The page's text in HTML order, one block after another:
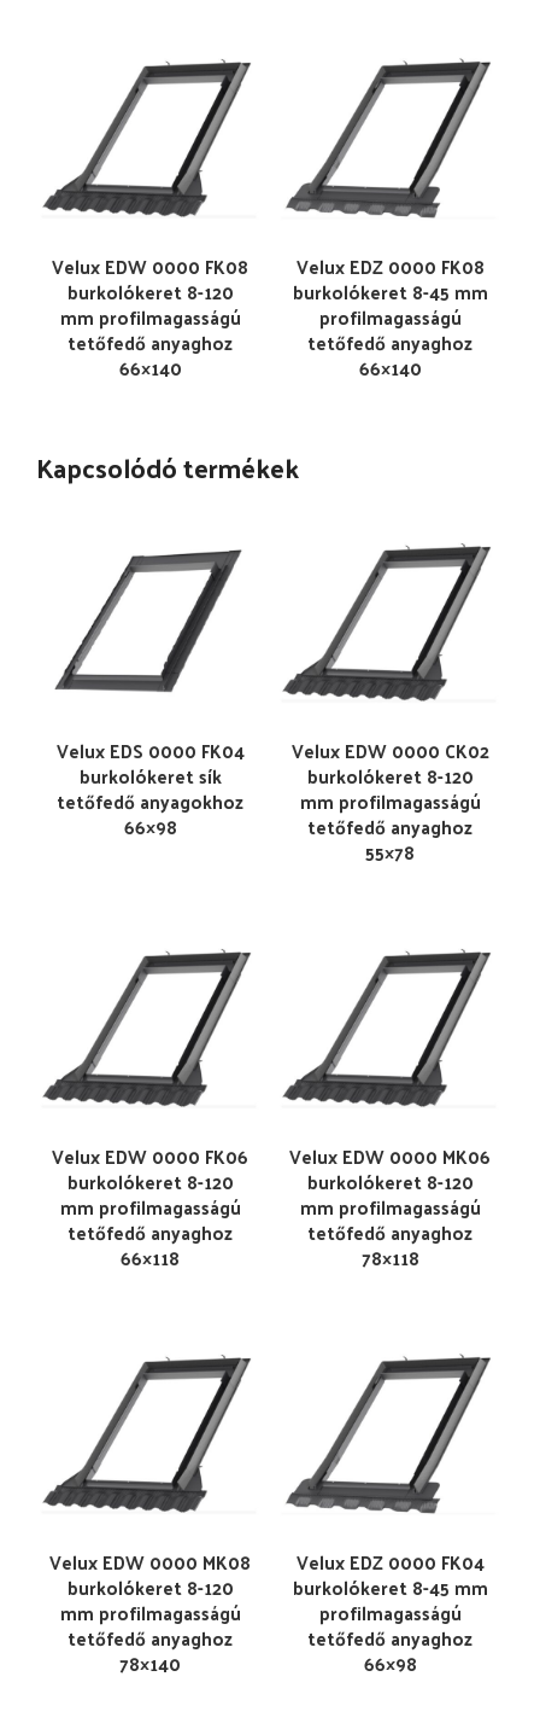
Velux EDW 0000 FK08
burkolókeret 8-120
mm profilmagasságú
tetőfedő anyaghoz
66×140
Velux EDZ 0000 FK08
burkolókeret 8-45 mm
profilmagasságú
tetőfedő anyaghoz
66×140
Kapcsolódó termékek
Velux EDS 0000 FK04
burkolókeret sík
tetőfedő anyagokhoz
66×98
Velux EDW 0000 CK02
burkolókeret 8-120
mm profilmagasságú
tetőfedő anyaghoz
55×78
Velux EDW 0000 FK06
burkolókeret 8-120
mm profilmagasságú
tetőfedő anyaghoz
66×118
Velux EDW 0000 MK06
burkolókeret 8-120
mm profilmagasságú
tetőfedő anyaghoz
78×118
Velux EDW 0000 MK08
burkolókeret 8-120
mm profilmagasságú
tetőfedő anyaghoz
78×140
Velux EDZ 0000 FK04
burkolókeret 8-45 mm
profilmagasságú
tetőfedő anyaghoz
66×98